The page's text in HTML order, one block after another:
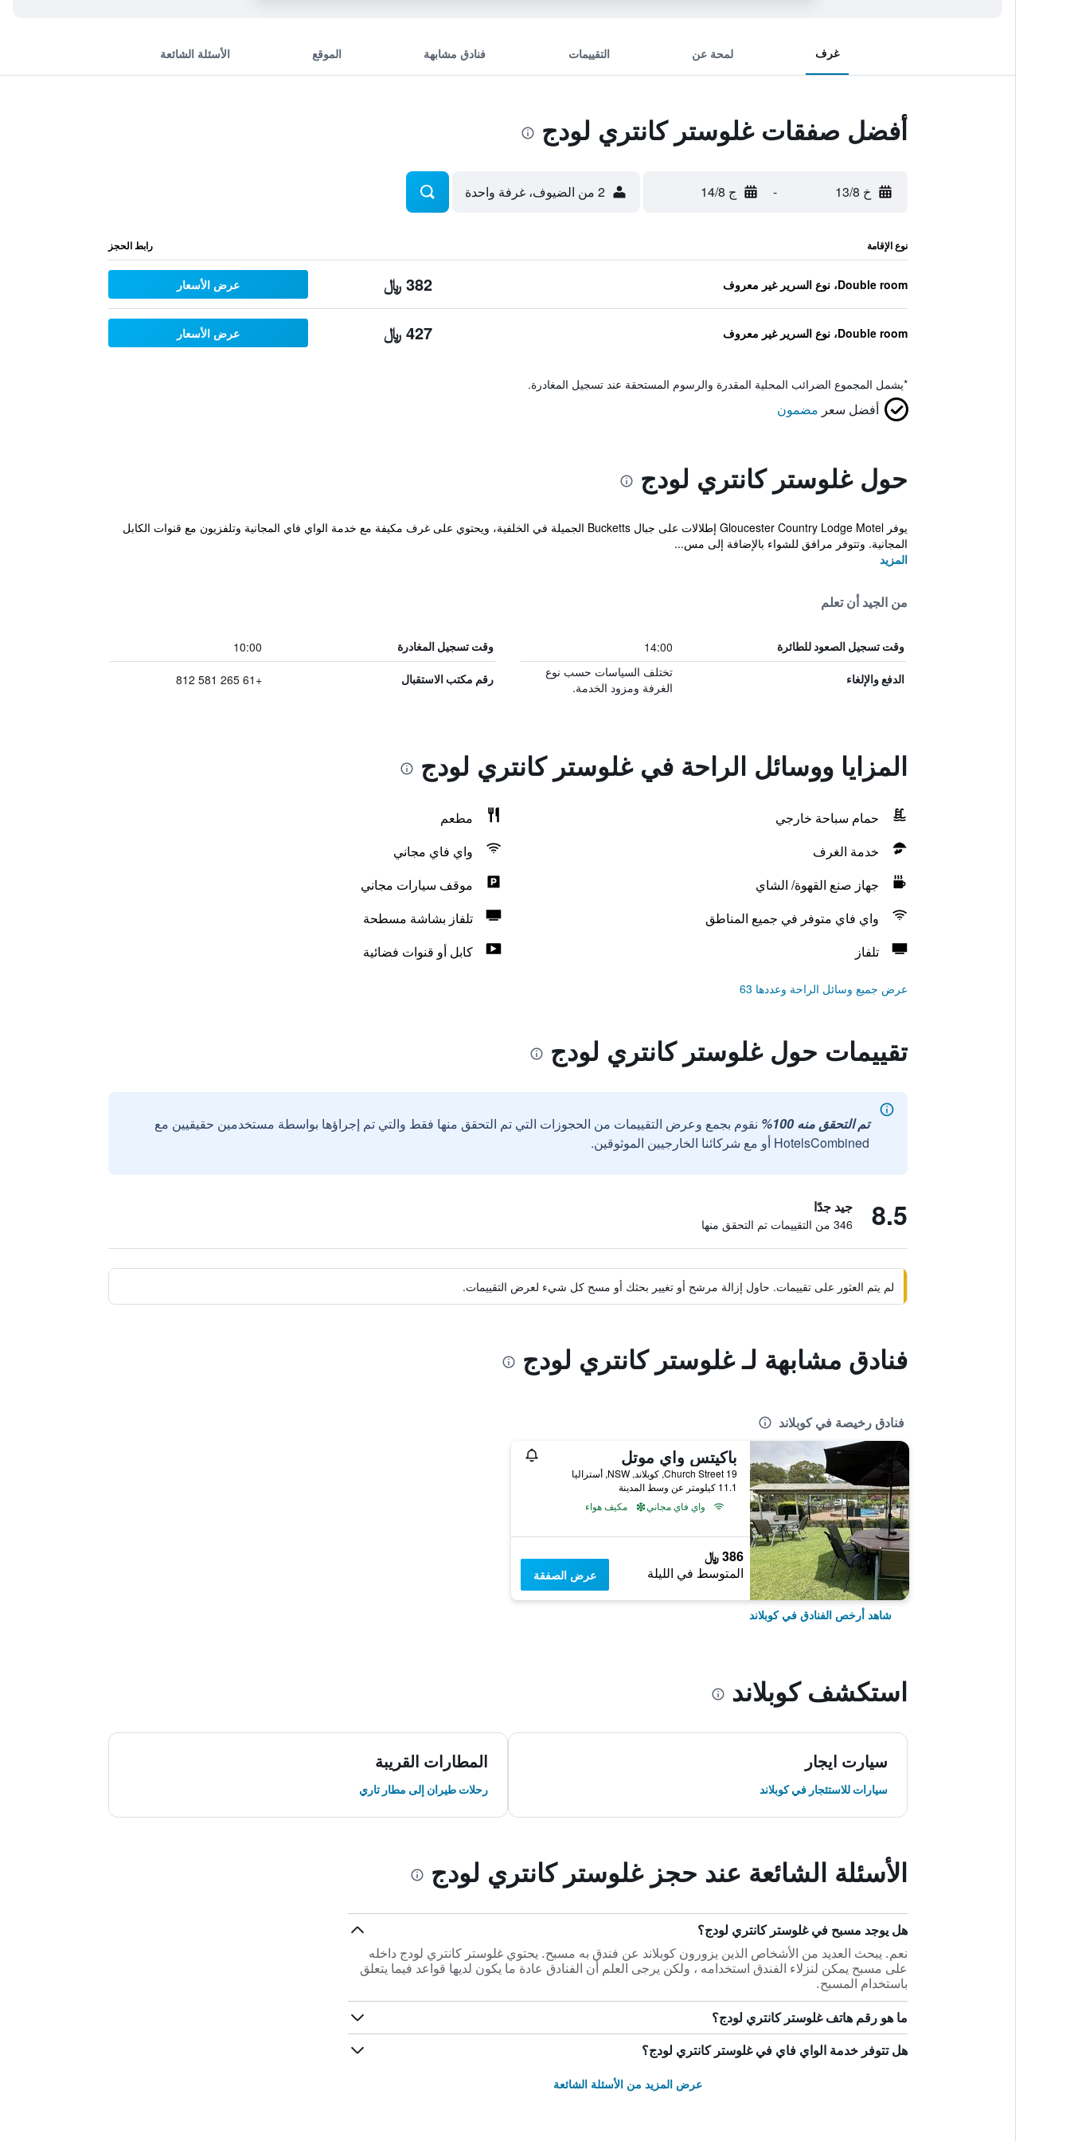
غرف لمحة عن التقييمات فنادق مشابهة الموقع الأسئلة الشائعة
أفضل صفقات غلوستر كانتري لودج
خ 13/8 - ج 14/8 2 من الضيوف، غرفة واحدة
نوع الإقامة رابط الحجز
Double room، نوع السرير غير معروف 382 ﷼ عرض الأسعار
Double room، نوع السرير غير معروف 427 ﷼ عرض الأسعار
*يشمل المجموع الضرائب المحلية المقدرة والرسوم المستحقة عند تسجيل المغادرة.
أفضل سعر مضمون
حول غلوستر كانتري لودج
يوفر Gloucester Country Lodge Motel إطلالات على جبال Bucketts الجميلة في الخلفية، ويحتوي على غرف مكيفة مع خدمة الواي فاي المجانية وتلفزيون مع قنوات الكابل
المجانية. وتتوفر مرافق للشواء بالإضافة إلى مس...
المزيد
من الجيد أن تعلم
وقت تسجيل الصعود للطائرة 14:00 وقت تسجيل المغادرة 10:00
الدفع والإلغاء
تختلف السياسات حسب نوع
الغرفة ومزود الخدمة.
رقم مكتب الاستقبال +61 265 581 812
المزايا ووسائل الراحة في غلوستر كانتري لودج
حمام سباحة خارجي
مطعم
خدمة الغرف
واي فاي مجاني
جهاز صنع القهوة/ الشاي
موقف سيارات مجاني
واي فاي متوفر في جميع المناطق
تلفاز بشاشة مسطحة
تلفاز
كابل أو قنوات فضائية
عرض جميع وسائل الراحة وعددها 63
تقييمات حول غلوستر كانتري لودج
تم التحقق منه 100%
نقوم بجمع وعرض التقييمات من الحجوزات التي تم التحقق منها فقط والتي تم إجراؤها بواسطة مستخدمين حقيقيين مع
HotelsCombined أو مع شركائنا الخارجيين الموثوقين.
8.5 جيد جدًا
346 من التقييمات تم التحقق منها
لم يتم العثور على تقييمات. حاول إزالة مرشح أو تغيير بحثك أو مسح كل شيء لعرض التقييمات.
فنادق مشابهة لـ غلوستر كانتري لودج
فنادق رخيصة في كوبلاند
باكيتس واي موتل
19 Church Street, كوبلاند, NSW, أستراليا
11.1 كيلومتر عن وسط المدينة
واي فاي مجاني
مكيف هواء
386 ﷼
المتوسط في الليلة عرض الصفقة
شاهد أرخص الفنادق في كوبلاند
استكشف كوبلاند
سيارت ايجار
سيارات للاستئجار في كوبلاند
المطارات القريبة
رحلات طيران إلى مطار تاري
الأسئلة الشائعة عند حجز غلوستر كانتري لودج
هل يوجد مسبح في غلوستر كانتري لودج؟
نعم. يبحث العديد من الأشخاص الذين يزورون كوبلاند عن فندق به مسبح. يحتوي غلوستر كانتري لودج داخله
على مسبح يمكن لنزلاء الفندق استخدامه ، ولكن يرجى العلم أن الفنادق عادة ما يكون لديها قواعد فيما يتعلق
باستخدام المسبح.
ما هو رقم هاتف غلوستر كانتري لودج؟
هل تتوفر خدمة الواي فاي في غلوستر كانتري لودج؟
عرض المزيد من الأسئلة الشائعة